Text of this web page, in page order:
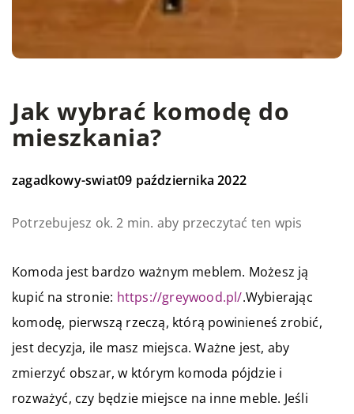
Jak wybrać komodę do
mieszkania?
zagadkowy-swiat09 października 2022
Potrzebujesz ok. 2 min. aby przeczytać ten wpis
Komoda jest bardzo ważnym meblem. Możesz ją
kupić na stronie: https://greywood.pl/.Wybierając
komodę, pierwszą rzeczą, którą powinieneś zrobić,
jest decyzja, ile masz miejsca. Ważne jest, aby
zmierzyć obszar, w którym komoda pójdzie i
rozważyć, czy będzie miejsce na inne meble. Jeśli